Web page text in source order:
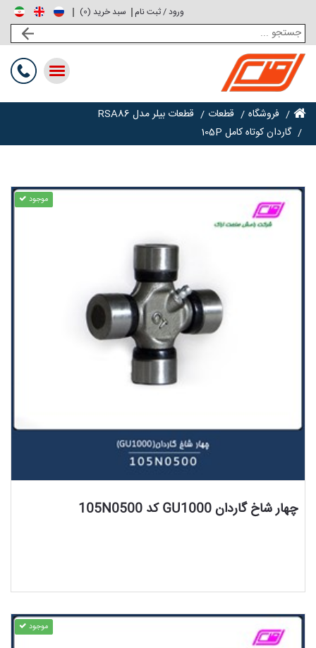
سبد خرید (0
) ورود / ثبت نام
Toggle
فروشگاه
قطعات
قطعات بیلر مدل RSA86
گاردان کوتاه کامل 105P
چهار شاخ گاردان GU1000 کد 105N0500
موجود
موجود